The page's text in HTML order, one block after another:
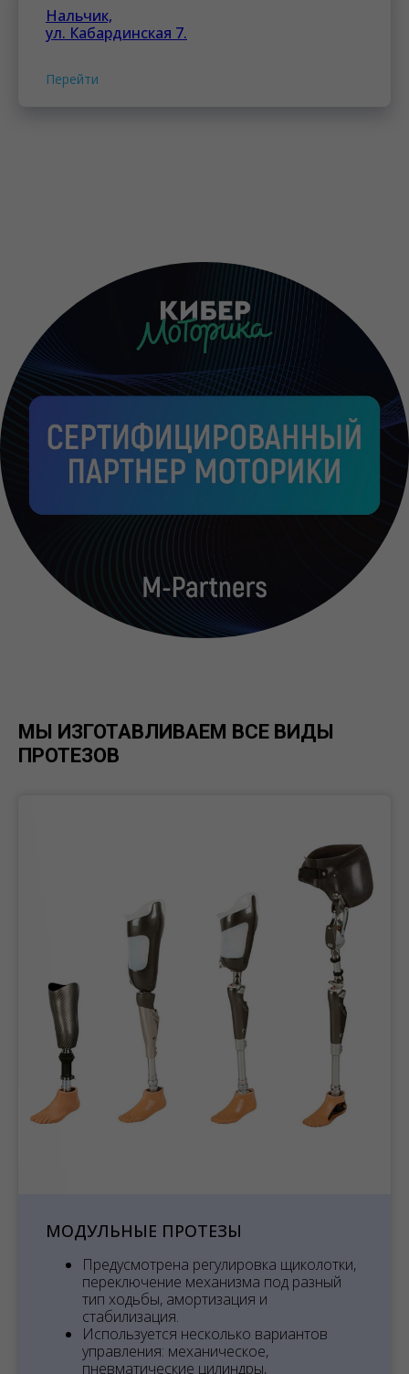
Нальчик,
ул. Кабардинская 7.
Перейти
МЫ ИЗГОТАВЛИВАЕМ ВСЕ ВИДЫ
ПРОТЕЗОВ
МОДУЛЬНЫЕ ПРОТЕЗЫ
Предусмотрена регулировка щиколотки,
переключение механизма под разный
тип ходьбы, амортизация и
стабилизация.
Используется несколько вариантов
управления: механическое,
пневматические цилиндры,